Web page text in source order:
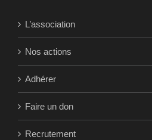
L’association
Nos actions
Adhérer
Faire un don
Recrutement